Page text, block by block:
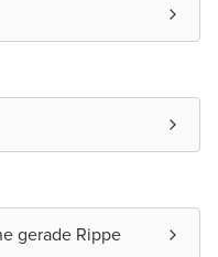
gerade Rippe